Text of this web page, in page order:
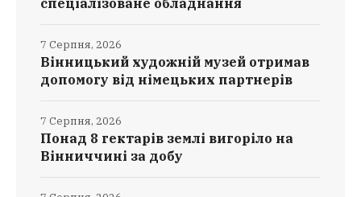
спеціалізоване обладнання
Вінницький художній музей отримав
допомогу від німецьких партнерів
7 Серпня, 2026
Понад 8 гектарів землі вигоріло на
Вінниччині за добу
7 Серпня, 2026